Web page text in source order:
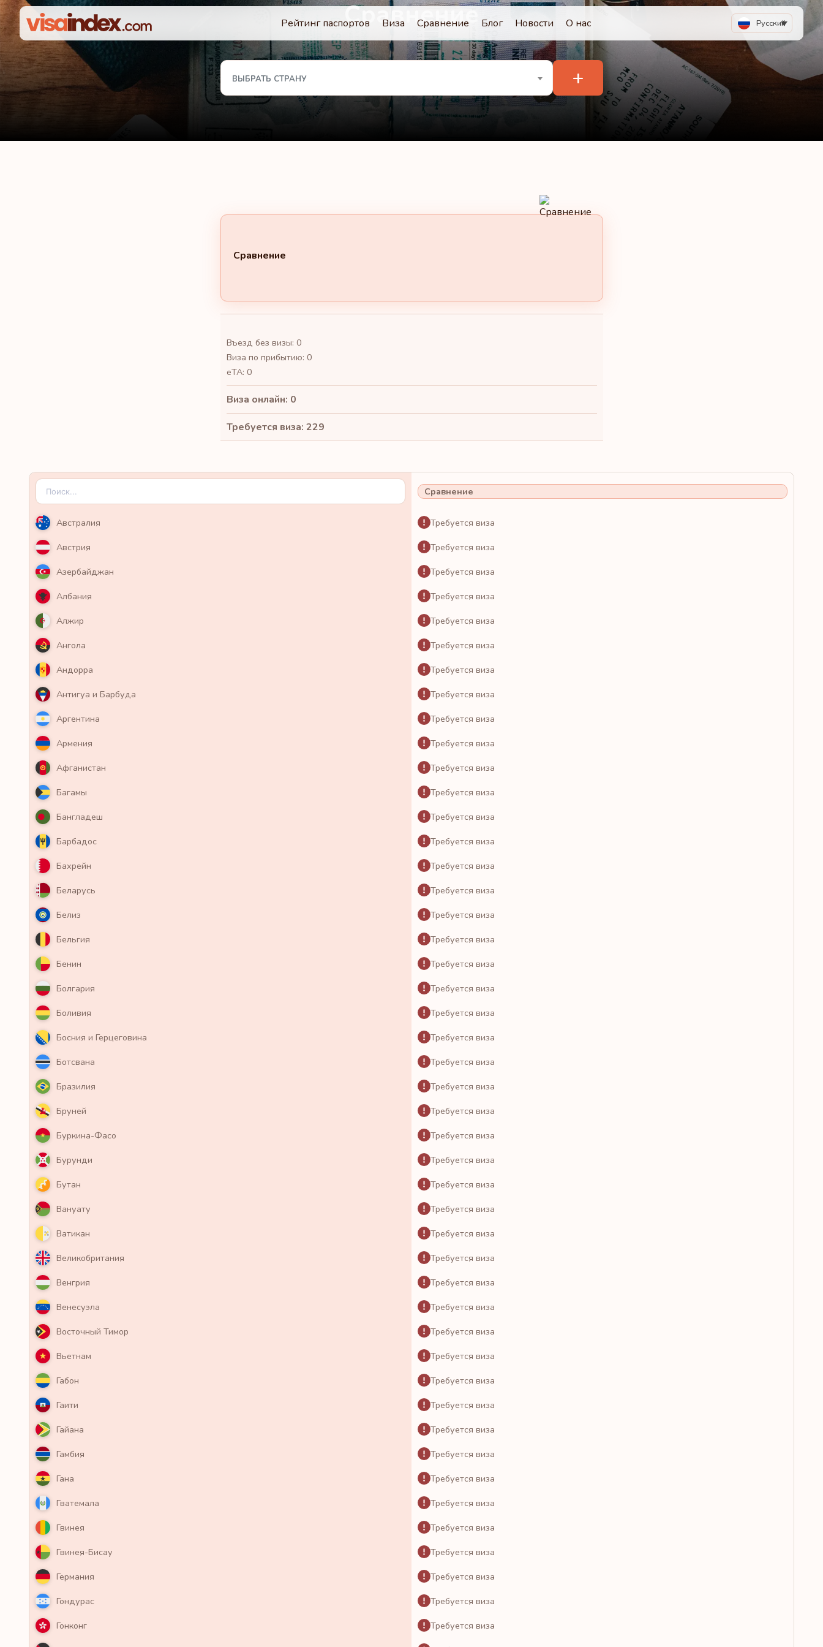
Русский
Рейтинг паспортов Виза Сравнение Блог Новости О нас
Сравнение
ВЫБРАТЬ СТРАНУ +
Сравнение
Въезд без визы: 0
Виза по прибытию: 0
eTA: 0
Виза онлайн: 0
Требуется виза: 229
Сравнение
Австралия Требуется виза
Австрия Требуется виза
Азербайджан Требуется виза
Албания Требуется виза
Алжир Требуется виза
Ангола Требуется виза
Андорра Требуется виза
Антигуа и Барбуда Требуется виза
Аргентина Требуется виза
Армения Требуется виза
Афганистан Требуется виза
Багамы Требуется виза
Бангладеш Требуется виза
Барбадос Требуется виза
Бахрейн Требуется виза
Беларусь Требуется виза
Белиз Требуется виза
Бельгия Требуется виза
Бенин Требуется виза
Болгария Требуется виза
Боливия Требуется виза
Босния и Герцеговина Требуется виза
Ботсвана Требуется виза
Бразилия Требуется виза
Бруней Требуется виза
Буркина-Фасо Требуется виза
Бурунди Требуется виза
Бутан Требуется виза
Вануату Требуется виза
Ватикан Требуется виза
Великобритания Требуется виза
Венгрия Требуется виза
Венесуэла Требуется виза
Восточный Тимор Требуется виза
Вьетнам Требуется виза
Габон Требуется виза
Гаити Требуется виза
Гайана Требуется виза
Гамбия Требуется виза
Гана Требуется виза
Гватемала Требуется виза
Гвинея Требуется виза
Гвинея-Бисау Требуется виза
Германия Требуется виза
Гондурас Требуется виза
Гонконг Требуется виза